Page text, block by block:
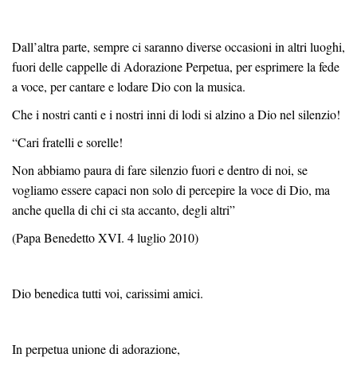
Dall’altra parte, sempre ci saranno diverse occasioni in altri luoghi,
fuori delle cappelle di Adorazione Perpetua, per esprimere la fede
a voce, per cantare e lodare Dio con la musica.
Che i nostri canti e i nostri inni di lodi si alzino a Dio nel silenzio!
“Cari fratelli e sorelle!
Non abbiamo paura di fare silenzio fuori e dentro di noi, se
vogliamo essere capaci non solo di percepire la voce di Dio, ma
anche quella di chi ci sta accanto, degli altri”
(Papa Benedetto XVI. 4 luglio 2010)
Dio benedica tutti voi, carissimi amici.
In perpetua unione di adorazione,